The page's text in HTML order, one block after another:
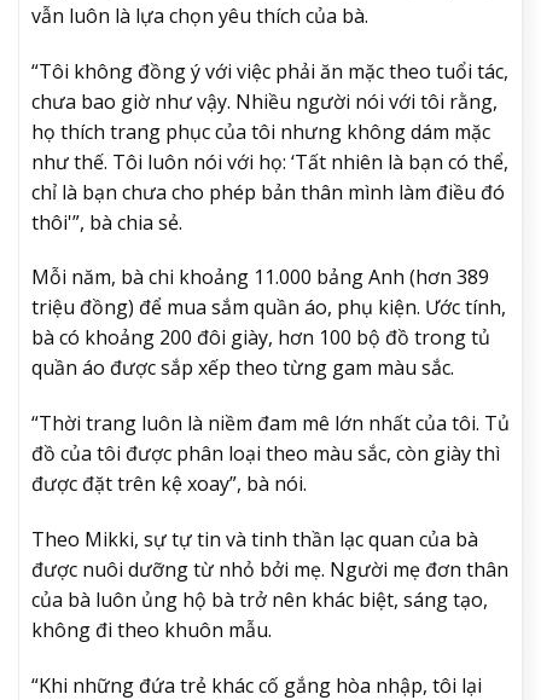
vẫn luôn là lựa chọn yêu thích của bà.
“Tôi không đồng ý với việc phải ăn mặc theo tuổi tác,
chưa bao giờ như vậy. Nhiều người nói với tôi rằng,
họ thích trang phục của tôi nhưng không dám mặc
như thế. Tôi luôn nói với họ: ‘Tất nhiên là bạn có thể,
chỉ là bạn chưa cho phép bản thân mình làm điều đó
thôi'”, bà chia sẻ.
Mỗi năm, bà chi khoảng 11.000 bảng Anh (hơn 389
triệu đồng) để mua sắm quần áo, phụ kiện. Ước tính,
bà có khoảng 200 đôi giày, hơn 100 bộ đồ trong tủ
quần áo được sắp xếp theo từng gam màu sắc.
“Thời trang luôn là niềm đam mê lớn nhất của tôi. Tủ
đồ của tôi được phân loại theo màu sắc, còn giày thì
được đặt trên kệ xoay”, bà nói.
Theo Mikki, sự tự tin và tinh thần lạc quan của bà
được nuôi dưỡng từ nhỏ bởi mẹ. Người mẹ đơn thân
của bà luôn ủng hộ bà trở nên khác biệt, sáng tạo,
không đi theo khuôn mẫu.
“Khi những đứa trẻ khác cố gắng hòa nhập, tôi lại